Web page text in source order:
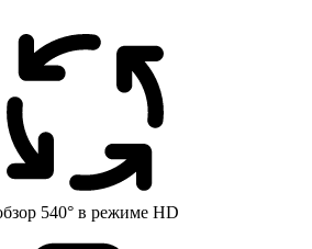
540° в режиме HD